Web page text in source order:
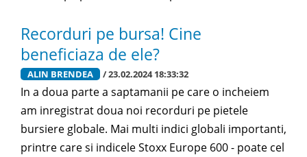
Recorduri pe bursa! Cine
beneficiaza de ele?
ALIN BRENDEA / 23.02.2024 18:33:32
In a doua parte a saptamanii pe care o incheiem
am inregistrat doua noi recorduri pe pietele
bursiere globale. Mai multi indici globali importanti,
printre care si indicele Stoxx Europe 600 - poate cel